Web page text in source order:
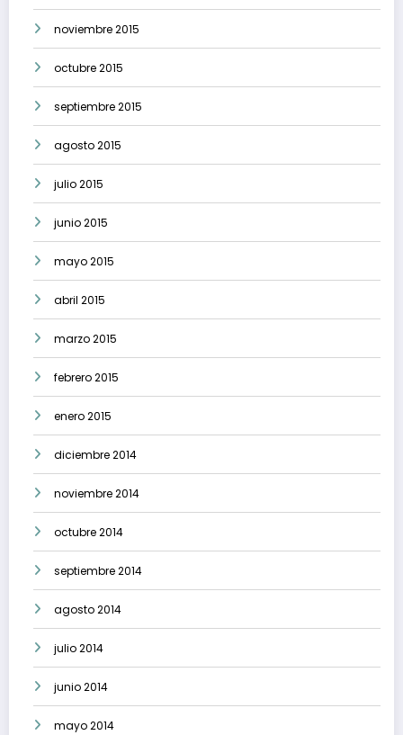
noviembre 2015
octubre 2015
septiembre 2015
agosto 2015
julio 2015
junio 2015
mayo 2015
abril 2015
marzo 2015
febrero 2015
enero 2015
diciembre 2014
noviembre 2014
octubre 2014
septiembre 2014
agosto 2014
julio 2014
junio 2014
mayo 2014